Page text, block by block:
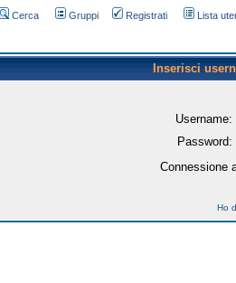
Cerca Gruppi Registrati Lista
Inserisci
Username:
Password:
Connessione
Ho